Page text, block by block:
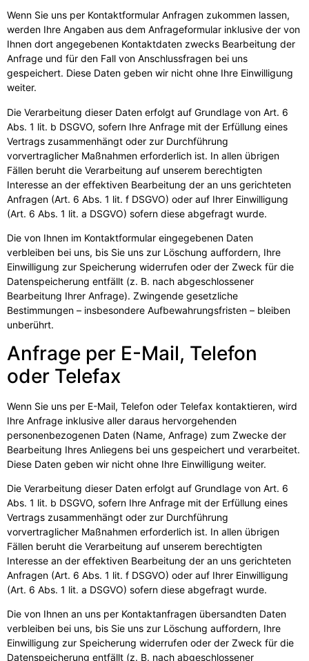
Wenn Sie uns per Kontaktformular Anfragen zukommen lassen,
werden Ihre Angaben aus dem Anfrageformular inklusive der von
Ihnen dort angegebenen Kontaktdaten zwecks Bearbeitung der
Anfrage und für den Fall von Anschlussfragen bei uns
gespeichert. Diese Daten geben wir nicht ohne Ihre Einwilligung
weiter.
Die Verarbeitung dieser Daten erfolgt auf Grundlage von Art. 6
Abs. 1 lit. b DSGVO, sofern Ihre Anfrage mit der Erfüllung eines
Vertrags zusammenhängt oder zur Durchführung
vorvertraglicher Maßnahmen erforderlich ist. In allen übrigen
Fällen beruht die Verarbeitung auf unserem berechtigten
Interesse an der effektiven Bearbeitung der an uns gerichteten
Anfragen (Art. 6 Abs. 1 lit. f DSGVO) oder auf Ihrer Einwilligung
(Art. 6 Abs. 1 lit. a DSGVO) sofern diese abgefragt wurde.
Die von Ihnen im Kontaktformular eingegebenen Daten
verbleiben bei uns, bis Sie uns zur Löschung auffordern, Ihre
Einwilligung zur Speicherung widerrufen oder der Zweck für die
Datenspeicherung entfällt (z. B. nach abgeschlossener
Bearbeitung Ihrer Anfrage). Zwingende gesetzliche
Bestimmungen – insbesondere Aufbewahrungsfristen – bleiben
unberührt.
Anfrage per E-Mail, Telefon
oder Telefax
Wenn Sie uns per E-Mail, Telefon oder Telefax kontaktieren, wird
Ihre Anfrage inklusive aller daraus hervorgehenden
personenbezogenen Daten (Name, Anfrage) zum Zwecke der
Bearbeitung Ihres Anliegens bei uns gespeichert und verarbeitet.
Diese Daten geben wir nicht ohne Ihre Einwilligung weiter.
Die Verarbeitung dieser Daten erfolgt auf Grundlage von Art. 6
Abs. 1 lit. b DSGVO, sofern Ihre Anfrage mit der Erfüllung eines
Vertrags zusammenhängt oder zur Durchführung
vorvertraglicher Maßnahmen erforderlich ist. In allen übrigen
Fällen beruht die Verarbeitung auf unserem berechtigten
Interesse an der effektiven Bearbeitung der an uns gerichteten
Anfragen (Art. 6 Abs. 1 lit. f DSGVO) oder auf Ihrer Einwilligung
(Art. 6 Abs. 1 lit. a DSGVO) sofern diese abgefragt wurde.
Die von Ihnen an uns per Kontaktanfragen übersandten Daten
verbleiben bei uns, bis Sie uns zur Löschung auffordern, Ihre
Einwilligung zur Speicherung widerrufen oder der Zweck für die
Datenspeicherung entfällt (z. B. nach abgeschlossener